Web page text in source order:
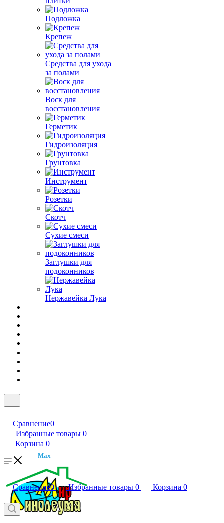
Подложка
Крепеж
Средства для ухода
за полами
Воск для
восстановления
Герметик
Гидроизоляция
Грунтовка
Инструмент
Розетки
Скотч
Сухие смеси
Заглушки для
подоконников
Нержавейка Лука
Сравнение0
Избранные товары 0
Корзина 0
Max
Сравнение0 Избранные товары 0 Корзина 0